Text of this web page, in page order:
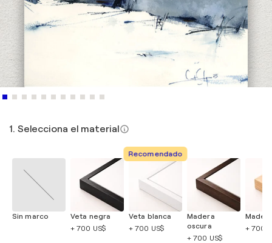
1. Selecciona el material
Sin marco
Veta negra
+ 700 US$
Recomendado
Veta blanca
+ 700 US$
Madera
oscura
+ 700 US$
+ 700